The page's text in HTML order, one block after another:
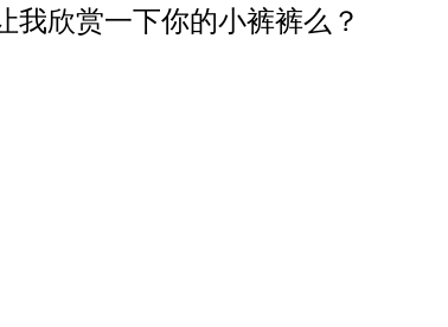
我欣赏一下你的小裤裤么？